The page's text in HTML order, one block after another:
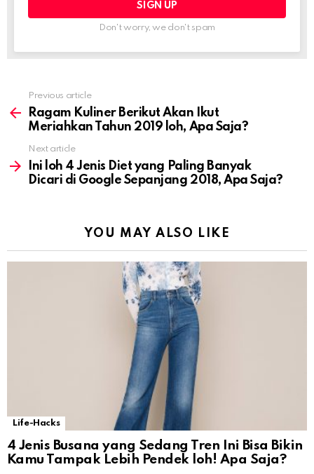
Don't worry, we don't spam
more
Previous article
Ragam Kuliner Berikut Akan Ikut
Meriahkan Tahun 2019 loh, Apa Saja?
Next article
Ini loh 4 Jenis Diet yang Paling Banyak
Dicari di Google Sepanjang 2018, Apa Saja?
YOU MAY ALSO LIKE
Life-Hacks
4 Jenis Busana yang Sedang Tren Ini Bisa Bikin
Kamu Tampak Lebih Pendek loh! Apa Saja?